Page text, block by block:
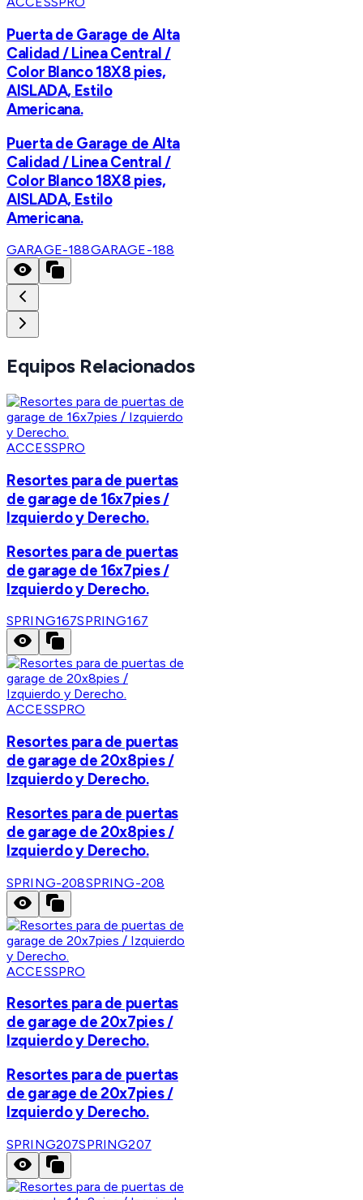
Puerta de Garage de Alta
Calidad / Linea Central /
Color Blanco 18X8 pies,
AISLADA, Estilo
Americana.
Puerta de Garage de Alta
Calidad / Linea Central /
Color Blanco 18X8 pies,
AISLADA, Estilo
Americana.
GARAGE-188GARAGE-188
Equipos Relacionados
ACCESSPRO
Resortes para de puertas
de garage de 16x7pies /
Izquierdo y Derecho.
Resortes para de puertas
de garage de 16x7pies /
Izquierdo y Derecho.
SPRING167SPRING167
ACCESSPRO
Resortes para de puertas
de garage de 20x8pies /
Izquierdo y Derecho.
Resortes para de puertas
de garage de 20x8pies /
Izquierdo y Derecho.
SPRING-208SPRING-208
ACCESSPRO
Resortes para de puertas
de garage de 20x7pies /
Izquierdo y Derecho.
Resortes para de puertas
de garage de 20x7pies /
Izquierdo y Derecho.
SPRING207SPRING207